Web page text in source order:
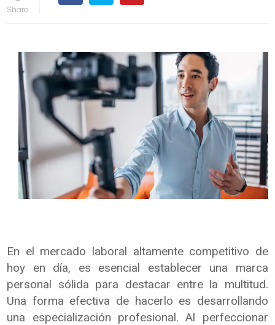
En el mercado laboral altamente competitivo de
hoy en día, es esencial establecer una marca
personal sólida para destacar entre la multitud.
Una forma efectiva de hacerlo es desarrollando
una especialización profesional. Al perfeccionar